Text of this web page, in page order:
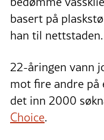
basert på
han til nettstaden.
22-åringen vann
mot fire andre på
det inn 2000
Choice.